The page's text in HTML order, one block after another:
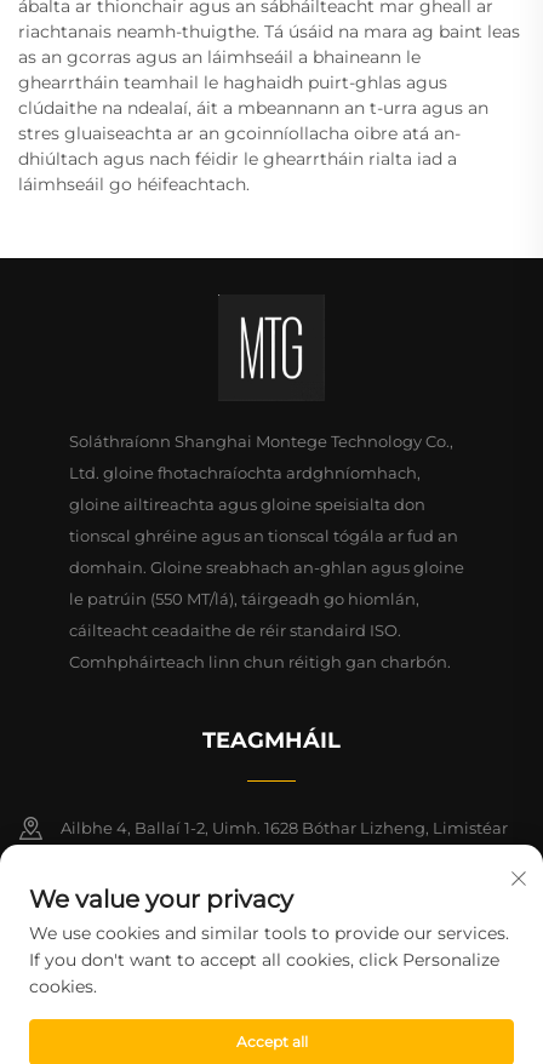
ábalta ar thionchair agus an sábháilteacht mar gheall ar
riachtanais neamh-thuigthe. Tá úsáid na mara ag baint leas
as an gcorras agus an láimhseáil a bhaineann le
ghearrtháin teamhail le haghaidh puirt-ghlas agus
clúdaithe na ndealaí, áit a mbeannann an t-urra agus an
stres gluaiseachta ar an gcoinníollacha oibre atá an-
dhiúltach agus nach féidir le ghearrtháin rialta iad a
láimhseáil go héifeachtach.
Soláthraíonn Shanghai Montege Technology Co.,
Ltd. gloine fhotachraíochta ardghníomhach,
gloine ailtireachta agus gloine speisialta don
tionscal ghréine agus an tionscal tógála ar fud an
domhain. Gloine sreabhach an-ghlan agus gloine
le patrúin (550 MT/lá), táirgeadh go hiomlán,
cáilteacht ceadaithe de réir standaird ISO.
Comhpháirteach linn chun réitigh gan charbón.
TEAGMHÁIL
Ailbhe 4, Ballaí 1-2, Uimh. 1628 Bóthar Lizheng, Limistéar
+86-15124919712
[email protected]
CúlchópyRIGHT © 2026 Shanghai Montege Technology Co., Ltd.
We value your privacy
We use cookies and similar tools to provide our services.
If you don't want to accept all cookies, click Personalize
cookies.
Accept all